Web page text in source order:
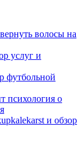
волосы на
услуг и
футбольной
психология о
и обзор